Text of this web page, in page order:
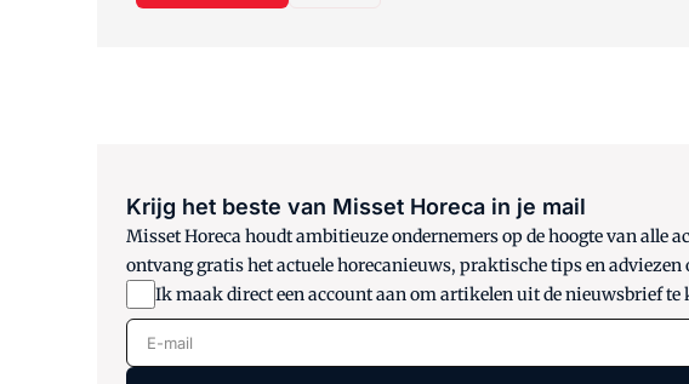
Krijg het beste van Misset Horeca in je mail
Misset Horeca houdt ambitieuze ondernemers op de hoogte van
ontvang gratis het actuele horecanieuws, praktische tips en adviezen
Ik maak direct een account aan om artikelen uit de nieuwsbrief te
E-mail